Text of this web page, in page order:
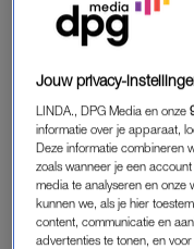
30-06-
houdt (ja, ze
grondtunnels krijg je
DIG IT SPELEN
Jouw privacy-
LINDA., DPG Media en onze
informatie over je apparaat,
Deze informatie combineren
zoals wanneer je een
media te analyseren en onze
kunnen we, als je hier
content, communicatie en
advertenties te tonen, en